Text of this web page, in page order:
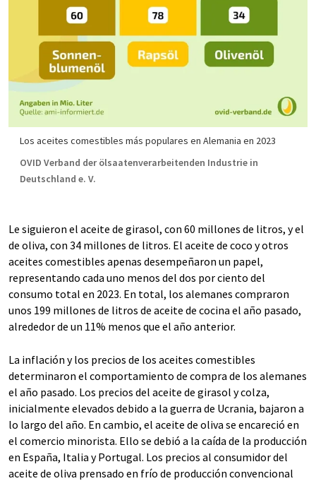
Los aceites comestibles más populares en Alemania en 2023
OVID Verband der ölsaatenverarbeitenden Industrie in
Deutschland e. V.
Le siguieron el aceite de girasol, con 60 millones de litros, y el
de oliva, con 34 millones de litros. El aceite de coco y otros
aceites comestibles apenas desempeñaron un papel,
representando cada uno menos del dos por ciento del
consumo total en 2023. En total, los alemanes compraron
unos 199 millones de litros de aceite de cocina el año pasado,
alrededor de un 11% menos que el año anterior.
La inflación y los precios de los aceites comestibles
determinaron el comportamiento de compra de los alemanes
el año pasado. Los precios del aceite de girasol y colza,
inicialmente elevados debido a la guerra de Ucrania, bajaron a
lo largo del año. En cambio, el aceite de oliva se encareció en
el comercio minorista. Ello se debió a la caída de la producción
en España, Italia y Portugal. Los precios al consumidor del
aceite de oliva prensado en frío de producción convencional